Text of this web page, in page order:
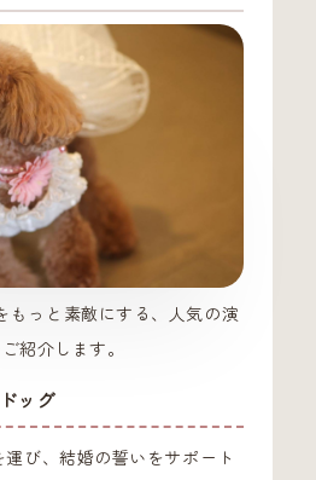
もっと素敵にする、人気の演
紹介します。
ッグ
び、結婚の誓いをサポート